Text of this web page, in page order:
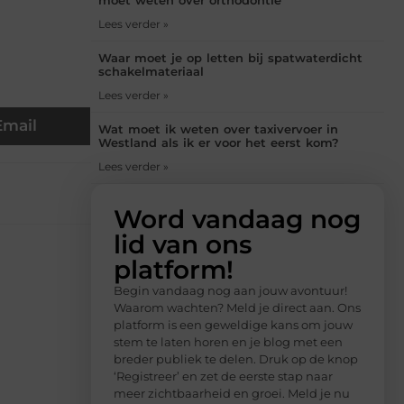
Lees verder »
Waar moet je op letten bij spatwaterdicht
schakelmateriaal
Lees verder »
Wat moet ik weten over taxivervoer in
Westland als ik er voor het eerst kom?
Lees verder »
Word vandaag nog
lid van ons
platform!
Begin vandaag nog aan jouw avontuur!
Waarom wachten? Meld je direct aan. Ons
platform is een geweldige kans om jouw
stem te laten horen en je blog met een
breder publiek te delen. Druk op de knop
‘Registreer’ en zet de eerste stap naar
meer zichtbaarheid en groei. Meld je nu